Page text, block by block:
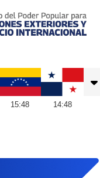
15:48 14:48